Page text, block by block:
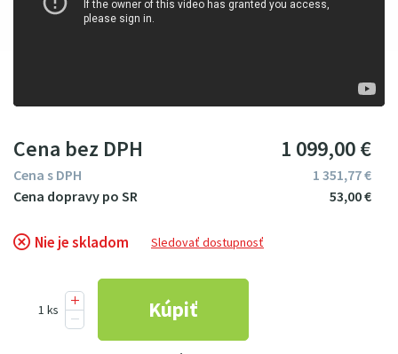
Nie je skladom Sledovať dostupnosť
Cena bez DPH 1 099 00€
Cena s DPH 1351 77€
53 00€